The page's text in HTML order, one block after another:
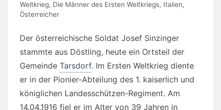
Weltkrieg, Die Männer des Ersten Weltkriegs, Italien,
Österreicher
Der österreichische Soldat Josef Sinzinger
stammte aus Döstling, heute ein Ortsteil der
Gemeinde Tarsdorf. Im Ersten Weltkrieg diente
er in der Pionier-Abteilung des 1. kaiserlich und
königlichen Landesschützen-Regiment. Am
14.04.1916 fiel er im Alter von 39 Jahren in